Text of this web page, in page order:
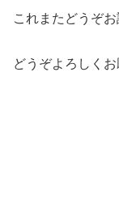
これまたどうぞお
どうぞよろしくお